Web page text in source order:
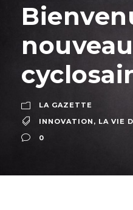
LA GAZETTE
INNOVATION , LA VIE
0